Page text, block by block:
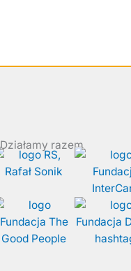
Działamy razem